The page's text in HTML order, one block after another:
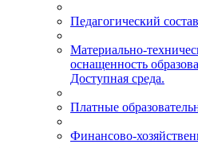
Педагогический состав
Материально-
оснащенность
Доступная среда.
Платные
Финансово-